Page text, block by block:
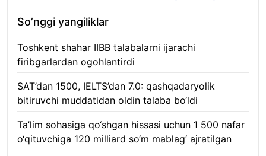
So’nggi yangiliklar
Toshkent shahar IIBB talabalarni ijarachi
firibgarlardan ogohlantirdi
SAT’dan 1500, IELTS’dan 7.0: qashqadaryolik
bitiruvchi muddatidan oldin talaba bo‘ldi
Ta’lim sohasiga qo‘shgan hissasi uchun 1 500 nafar
o‘qituvchiga 120 milliard so‘m mablag‘ ajratilgan